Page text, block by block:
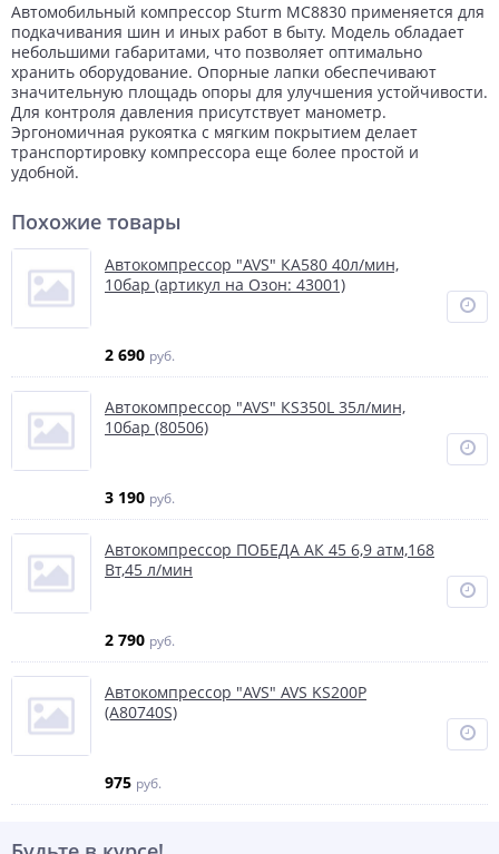
Автомобильный компрессор Sturm MC8830 применяется для
подкачивания шин и иных работ в быту. Модель обладает
небольшими габаритами, что позволяет оптимально
хранить оборудование. Опорные лапки обеспечивают
значительную площадь опоры для улучшения устойчивости.
Для контроля давления присутствует манометр.
Эргономичная рукоятка с мягким покрытием делает
транспортировку компрессора еще более простой и
удобной.
Похожие товары
Автокомпрессор "AVS" КА580 40л/мин,
10бар (артикул на Озон: 43001)
2 690 руб.
Автокомпрессор "AVS" КS350L 35л/мин,
10бар (80506)
3 190 руб.
Автокомпрессор ПОБЕДА АК 45 6,9 атм,168
Вт,45 л/мин
2 790 руб.
Автокомпрессор "AVS" AVS KS200P
(А80740S)
975 руб.